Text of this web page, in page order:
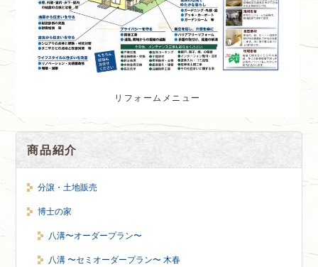
リフォームメニュー
商品紹介
分譲・土地販売
博士の家
八溝〜オーダープラン〜
八溝 〜セミオーダープラン〜 木春